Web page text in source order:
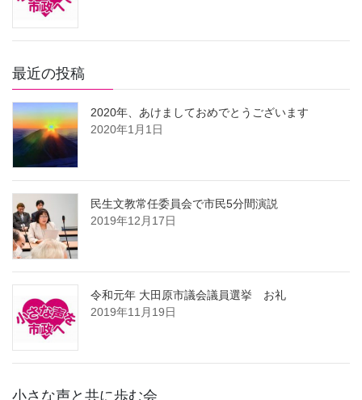
最近の投稿
2020年、あけましておめでとうございます
2020年1月1日
民生文教常任委員会で市民5分間演説
2019年12月17日
令和元年 大田原市議会議員選挙 お礼
2019年11月19日
小さな声と共に歩む会